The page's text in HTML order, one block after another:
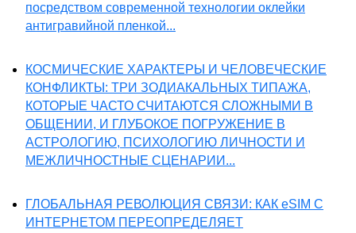
посредством современной технологии оклейки
антигравийной пленкой...
КОСМИЧЕСКИЕ ХАРАКТЕРЫ И ЧЕЛОВЕЧЕСКИЕ
КОНФЛИКТЫ: ТРИ ЗОДИАКАЛЬНЫХ ТИПАЖА,
КОТОРЫЕ ЧАСТО СЧИТАЮТСЯ СЛОЖНЫМИ В
ОБЩЕНИИ, И ГЛУБОКОЕ ПОГРУЖЕНИЕ В
АСТРОЛОГИЮ, ПСИХОЛОГИЮ ЛИЧНОСТИ И
МЕЖЛИЧНОСТНЫЕ СЦЕНАРИИ...
ГЛОБАЛЬНАЯ РЕВОЛЮЦИЯ СВЯЗИ: КАК eSIM С
ИНТЕРНЕТОМ ПЕРЕОПРЕДЕЛЯЕТ